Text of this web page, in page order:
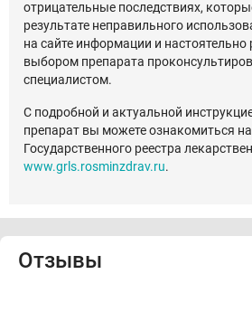
отрицательные последствиях,
результате неправильного
на сайте информации и настоятельно
выбором препарата
специалистом.
С подробной и актуальной
препарат вы можете ознакомиться на
Государственного реестра
www.grls.rosminzdrav.ru.
Отзывы